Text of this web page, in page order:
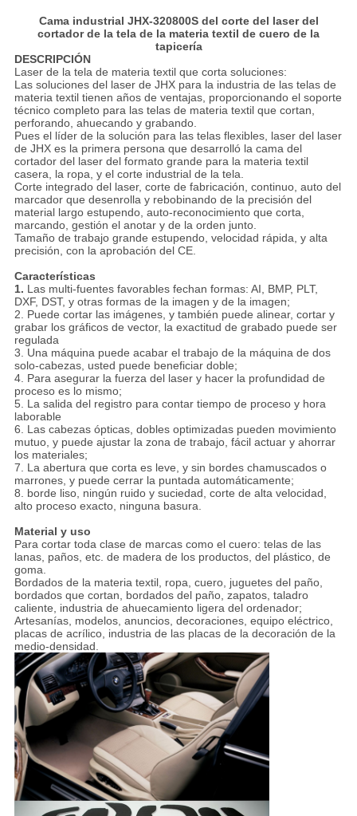
Cama industrial JHX-320800S del corte del laser del
cortador de la tela de la materia textil de cuero de la
tapicería
DESCRIPCIÓN
Laser de la tela de materia textil que corta soluciones:
Las soluciones del laser de JHX para la industria de las telas de
materia textil tienen años de ventajas, proporcionando el soporte
técnico completo para las telas de materia textil que cortan,
perforando, ahuecando y grabando.
Pues el líder de la solución para las telas flexibles, laser del laser
de JHX es la primera persona que desarrolló la cama del
cortador del laser del formato grande para la materia textil
casera, la ropa, y el corte industrial de la tela.
Corte integrado del laser, corte de fabricación, continuo, auto del
marcador que desenrolla y rebobinando de la precisión del
material largo estupendo, auto-reconocimiento que corta,
marcando, gestión el anotar y de la orden junto.
Tamaño de trabajo grande estupendo, velocidad rápida, y alta
precisión, con la aprobación del CE.
Características
1. Las multi-fuentes favorables fechan formas: AI, BMP, PLT,
DXF, DST, y otras formas de la imagen y de la imagen;
2. Puede cortar las imágenes, y también puede alinear, cortar y
grabar los gráficos de vector, la exactitud de grabado puede ser
regulada
3. Una máquina puede acabar el trabajo de la máquina de dos
solo-cabezas, usted puede beneficiar doble;
4. Para asegurar la fuerza del laser y hacer la profundidad de
proceso es lo mismo;
5. La salida del registro para contar tiempo de proceso y hora
laborable
6. Las cabezas ópticas, dobles optimizadas pueden movimiento
mutuo, y puede ajustar la zona de trabajo, fácil actuar y ahorrar
los materiales;
7. La abertura que corta es leve, y sin bordes chamuscados o
marrones, y puede cerrar la puntada automáticamente;
8. borde liso, ningún ruido y suciedad, corte de alta velocidad,
alto proceso exacto, ninguna basura.
Material y uso
Para cortar toda clase de marcas como el cuero: telas de las
lanas, paños, etc. de madera de los productos, del plástico, de
goma.
Bordados de la materia textil, ropa, cuero, juguetes del paño,
bordados que cortan, bordados del paño, zapatos, taladro
caliente, industria de ahuecamiento ligera del ordenador;
Artesanías, modelos, anuncios, decoraciones, equipo eléctrico,
placas de acrílico, industria de las placas de la decoración de la
medio-densidad.